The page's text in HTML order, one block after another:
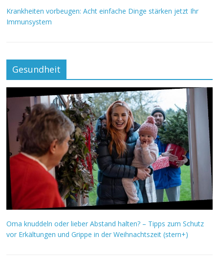
Krankheiten vorbeugen: Acht einfache Dinge stärken jetzt Ihr
Immunsystem
Gesundheit
Oma knuddeln oder lieber Abstand halten? – Tipps zum Schutz
vor Erkältungen und Grippe in der Weihnachtszeit (stern+)